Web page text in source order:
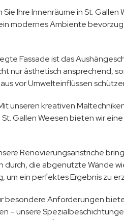
Sie Ihre Innenräume in St.
modernes Ambiente
Fassade ist das
nur ästhetisch ansprechend,
vor Umwelteinflüssen
unseren kreativen
Gallen Weesen bieten wir
Renovierungsanstriche
die abgenutzte Wände
um ein perfektes Ergebnis zu
besondere Anforderungen
– unsere